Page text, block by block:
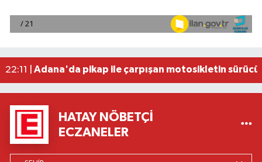
22:58 |
Hataylıların Beklediği Haber Geldi: TOKİ Konut
22:11 | Adana'da pikap ile çarpışan motosikletin
HATAY NÖBETÇI
ECZANELER